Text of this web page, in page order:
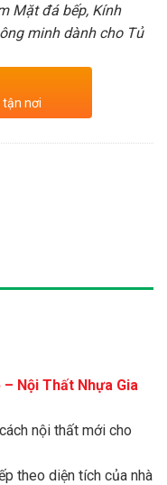
Mặt đá bếp, Kính
minh dành cho Tủ
tận nơi
Nội Thất Nhựa Gia
nội thất mới cho
theo diện tích của nhà